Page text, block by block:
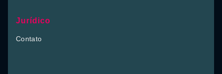
Jurídico
Contato